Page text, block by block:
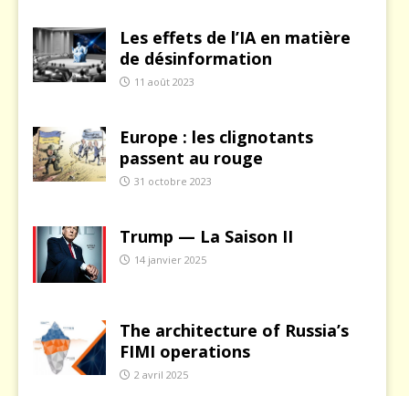
Les effets de l’IA en matière
de désinformation
11 août 2023
Europe : les clignotants
passent au rouge
31 octobre 2023
Trump — La Saison II
14 janvier 2025
The architecture of Russia’s
FIMI operations
2 avril 2025